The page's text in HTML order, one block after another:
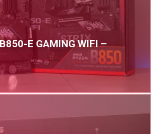
E GAMING WIFI –